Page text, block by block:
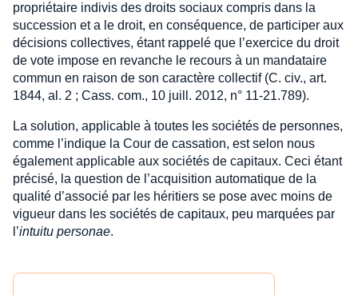
propriétaire indivis des droits sociaux compris dans la
succession et a le droit, en conséquence, de participer aux
décisions collectives, étant rappelé que l’exercice du droit
de vote impose en revanche le recours à un mandataire
commun en raison de son caractère collectif (C. civ., art.
1844, al. 2 ; Cass. com., 10 juill. 2012, n° 11-21.789).
La solution, applicable à toutes les sociétés de personnes,
comme l’indique la Cour de cassation, est selon nous
également applicable aux sociétés de capitaux. Ceci étant
précisé, la question de l’acquisition automatique de la
qualité d’associé par les héritiers se pose avec moins de
vigueur dans les sociétés de capitaux, peu marquées par
l’intuitu personae.